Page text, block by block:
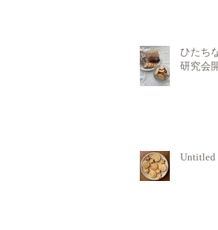
ひたち
研究会
Untitled